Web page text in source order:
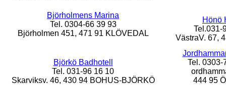
Björholmens Marina
Tel. 0304-66 39 93
Björholmen 451, 471 91 KLÖVEDAL
Hönö
Tel.031-
VästraV. 67,
Björkö Badhotell
Tel. 031-96 16 10
Skarviksv. 46, 430 94 BOHUS-BJÖRKÖ
Tel. 0303-
444 95